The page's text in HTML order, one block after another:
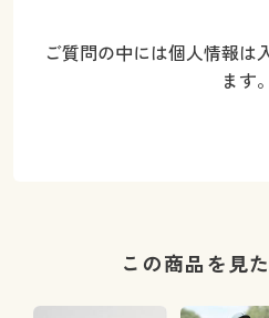
ご質問の中には個人情報は
ます。
この商品を見